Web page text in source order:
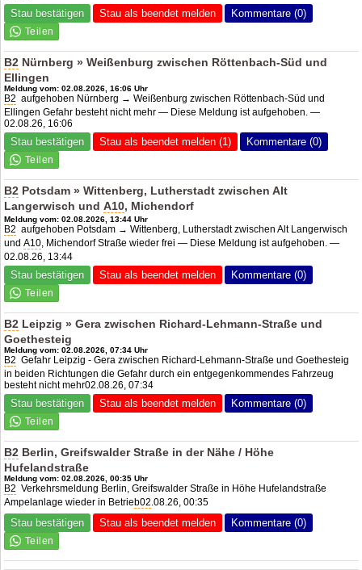
Stau bestätigen Stau als beendet melden Kommentare (0)
B2 Nürnberg » Weißenburg zwischen Röttenbach-Süd und
Ellingen
Meldung vom: 02.08.2026, 16:06 Uhr
B2 aufgehoben Nürnberg → Weißenburg zwischen Röttenbach-Süd und
Ellingen Gefahr besteht nicht mehr — Diese Meldung ist aufgehoben. —
02.08.26, 16:06
Stau bestätigen Stau als beendet melden (1) Kommentare (0)
B2 Potsdam » Wittenberg, Lutherstadt zwischen Alt
Langerwisch undA10, Michendorf
Meldung vom: 02.08.2026, 13:44 Uhr
B2 aufgehoben Potsdam → Wittenberg, Lutherstadt zwischen Alt Langerwisch
undA10, Michendorf Straße wieder frei — Diese Meldung ist aufgehoben. —
02.08.26, 13:44
Stau bestätigen Stau als beendet melden Kommentare (0)
B2 Leipzig » Gera zwischen Richard-Lehmann-Straße und
Goethesteig
Meldung vom: 02.08.2026, 07:34 Uhr
B2 Gefahr Leipzig - Gera zwischen Richard-Lehmann-Straße und Goethesteig
in beiden Richtungen die Gefahr durch ein entgegenkommendes Fahrzeug
besteht nicht mehr02.08.26, 07:34
Stau bestätigen Stau als beendet melden Kommentare (0)
B2 Berlin, Greifswalder Straße in der Nähe / Höhe
Hufelandstraße
Meldung vom: 02.08.2026, 00:35 Uhr
B2 Verkehrsmeldung Berlin, Greifswalder Straße in Höhe Hufelandstraße
Ampelanlage wieder in Betrieb02.08.26, 00:35
Stau bestätigen Stau als beendet melden Kommentare (0)